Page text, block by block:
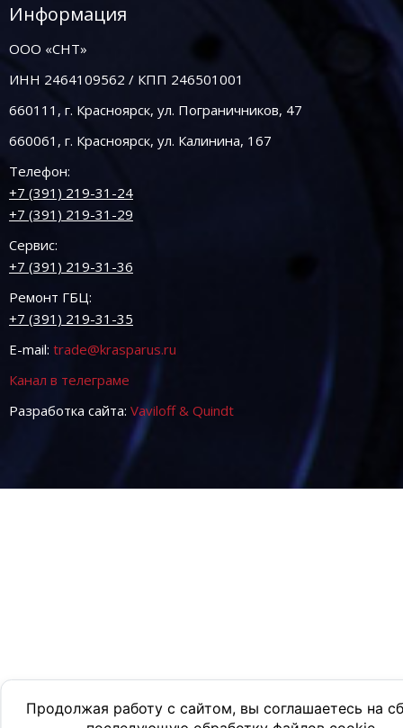
Продолжая работу с сайтом, вы соглашаетесь на
Информация
ООО «СНТ»
ИНН 2464109562 / КПП 246501001
660111, г. Красноярск, ул. Пограничников, 47
660061, г. Красноярск, ул. Калинина, 167
Телефон:
+7 (391) 219-31-24
+7 (391) 219-31-29
Сервис:
+7 (391) 219-31-36
Ремонт ГБЦ:
+7 (391) 219-31-35
E-mail: trade@krasparus.ru
Канал в телеграме
Разработка сайта: Vaviloff & Quindt